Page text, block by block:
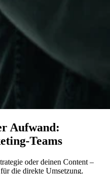
Aufwand:
Teams
oder deinen Content –
die direkte Umsetzung.